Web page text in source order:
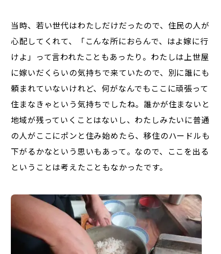
当時、若い世代はわたしだけだったので、住民の人が
心配してくれて、「こんな所におらんで、はよ嫁に行
けよ」って言われたこともあったり。わたしは上世屋
に嫁いだくらいの気持ちで来ていたので、別に誰にも
頼まれていないけれど、何がなんでもここに頑張って
住まなきゃという気持ちでしたね。誰かが住まないと
地域が残っていくことはないし、わたしみたいに普通
の人がここにポンと住み始めたら、移住のハードルも
下がるかなという思いもあって。なので、ここを出る
ということは考えたこともなかったです。